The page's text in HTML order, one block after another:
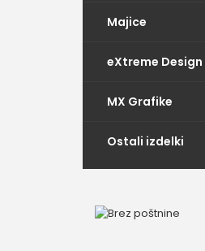
Majice
eXtreme Design
MX Grafike
Ostali izdelki